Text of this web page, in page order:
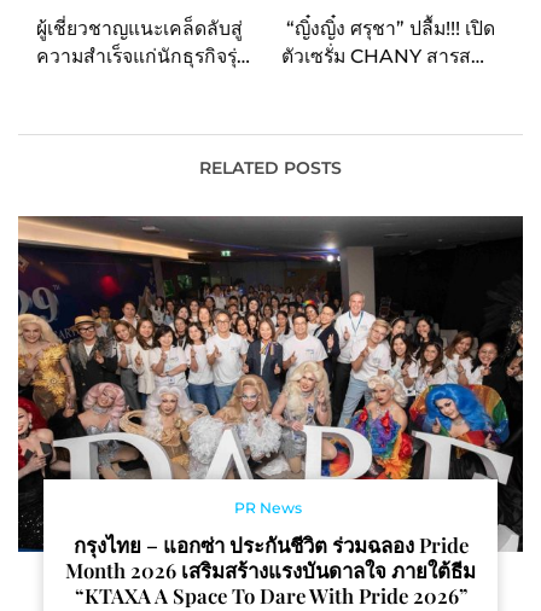
ผู้เชี่ยวชาญแนะเคล็ดลับสู่
ความสำเร็จแก่นักธุรกิจรุ่น
ปี 2023”
“ญิ๋งญิ๋ง ศรุชา” ปลื้ม!!! เปิด
ตัวเซรั่ม CHANY สารสกัด
60,000 ขวด
RELATED POSTS
PR News
กรุงไทย – แอกซ่า ประกันชีวิต ร่วมฉลอง Pride
Month 2026 เสริมสร้างแรงบันดาลใจ ภายใต้ธีม
“KTAXA A Space To Dare With Pride 2026”